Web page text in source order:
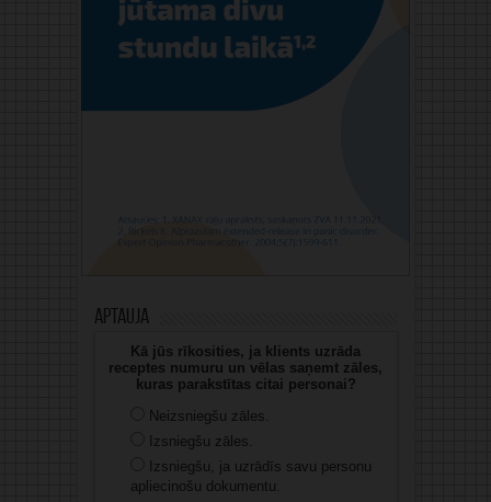
Aptauja
Kā jūs rīkosities, ja klients uzrāda
receptes numuru un vēlas saņemt zāles,
kuras parakstītas citai personai?
Neizsniegšu zāles.
Izsniegšu zāles.
Izsniegšu, ja uzrādīs savu personu
apliecinošu dokumentu.